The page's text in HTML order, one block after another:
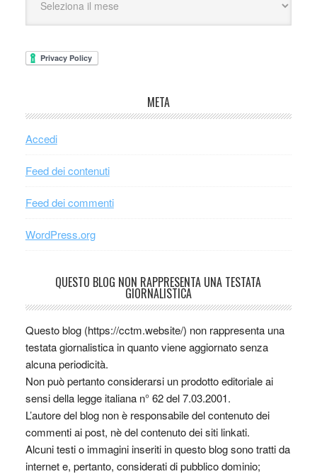
META
Accedi
Feed dei contenuti
Feed dei commenti
WordPress.org
QUESTO BLOG NON RAPPRESENTA UNA TESTATA
GIORNALISTICA
Questo blog (https://cctm.website/) non rappresenta una
testata giornalistica in quanto viene aggiornato senza
alcuna periodicità.
Non può pertanto considerarsi un prodotto editoriale ai
sensi della legge italiana n° 62 del 7.03.2001.
L’autore del blog non è responsabile del contenuto dei
commenti ai post, nè del contenuto dei siti linkati.
Alcuni testi o immagini inseriti in questo blog sono tratti da
internet e, pertanto, considerati di pubblico dominio;